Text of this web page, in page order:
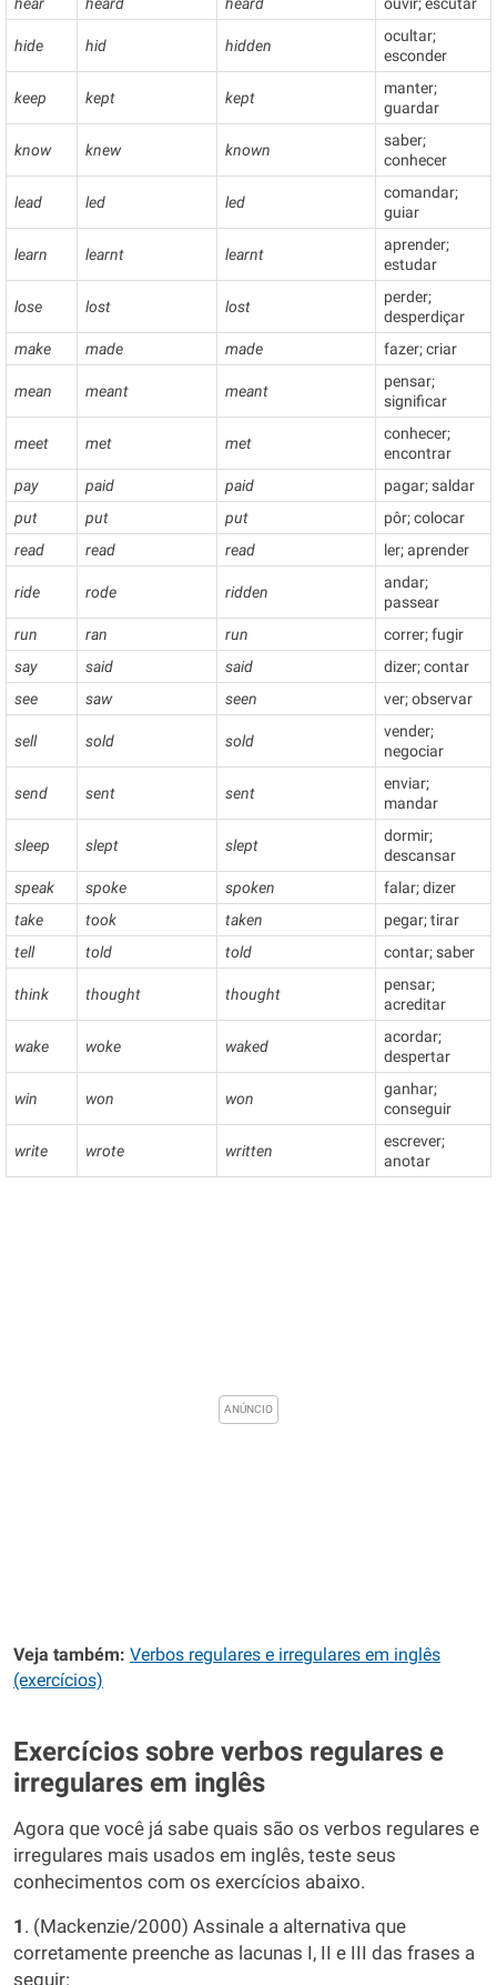
hide hid hidden
ocultar;
esconder
keep kept kept
manter;
guardar
know knew known
saber;
conhecer
lead led led
comandar;
guiar
learn learnt learnt
aprender;
estudar
lose lost lost
perder;
desperdiçar
make
made made fazer; criar
mean meant meant
pensar;
significar
meet met met
conhecer;
encontrar
pay
paid paid
pagar; saldar
put
put put
pôr; colocar
read
read read ler; aprender
ride rode ridden
andar;
passear
run
ran run
correr; fugir
say
said said
dizer; contar
see
saw seen ver; observar
sell sold sold
vender;
negociar
send sent sent
enviar;
mandar
sleep slept slept
dormir;
descansar
speak
spoke spoken
falar; dizer
take
took taken
pegar; tirar
tell
told told contar; saber
think thought thought
pensar;
acreditar
wake woke waked
acordar;
despertar
win won won
ganhar;
conseguir
write wrote written
escrever;
anotar
Veja também: Verbos regulares e irregulares em inglês
(exercícios)
Exercícios sobre verbos regulares e
irregulares em inglês
Agora que você já sabe quais são os verbos regulares e
irregulares mais usados em inglês, teste seus
conhecimentos com os exercícios abaixo.
1 . (Mackenzie/2000) Assinale a alternativa que
corretamente preenche as lacunas I, II e III das frases a
seguir: